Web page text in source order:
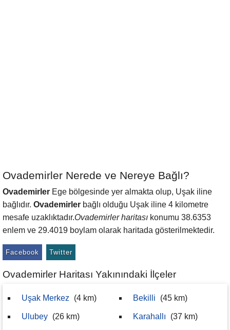
Ovademirler Nerede ve Nereye Bağlı?
Ovademirler Ege bölgesinde yer almakta olup, Uşak iline
bağlıdır. Ovademirler bağlı olduğu Uşak iline 4 kilometre
mesafe uzaklıktadır.Ovademirler haritası konumu 38.6353
enlem ve 29.4019 boylam olarak haritada gösterilmektedir.
Facebook Twitter
Ovademirler Haritası Yakınındaki İlçeler
Uşak Merkez (4 km)
Ulubey (26 km)
Bekilli (45 km)
Karahallı (37 km)